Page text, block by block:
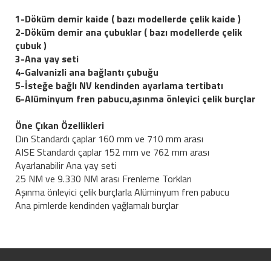
1-Döküm demir kaide ( bazı modellerde çelik kaide )
2-Döküm demir ana çubuklar ( bazı modellerde çelik
çubuk )
3-Ana yay seti
4-Galvanizli ana bağlantı çubuğu
5-İsteğe bağlı NV kendinden ayarlama tertibatı
6-Alüminyum fren pabucu,aşınma önleyici çelik burçlar
Öne Çıkan Özellikleri
Dın Standardı çaplar 160 mm ve 710 mm arası
AISE Standardı çaplar 152 mm ve 762 mm arası
Ayarlanabilir Ana yay seti
25 NM ve 9.330 NM arası Frenleme Torkları
Aşınma önleyici çelik burçlarla Alüminyum fren pabucu
Ana pimlerde kendinden yağlamalı burçlar